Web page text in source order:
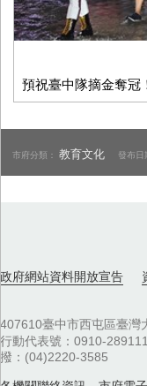
預祝臺中隊摘金奪冠
市府分類：教育文化 發布日
政府網站資料開放宣告
407610臺中市西屯區臺灣
行動代表號：0910-
撥：(04)2220-3585